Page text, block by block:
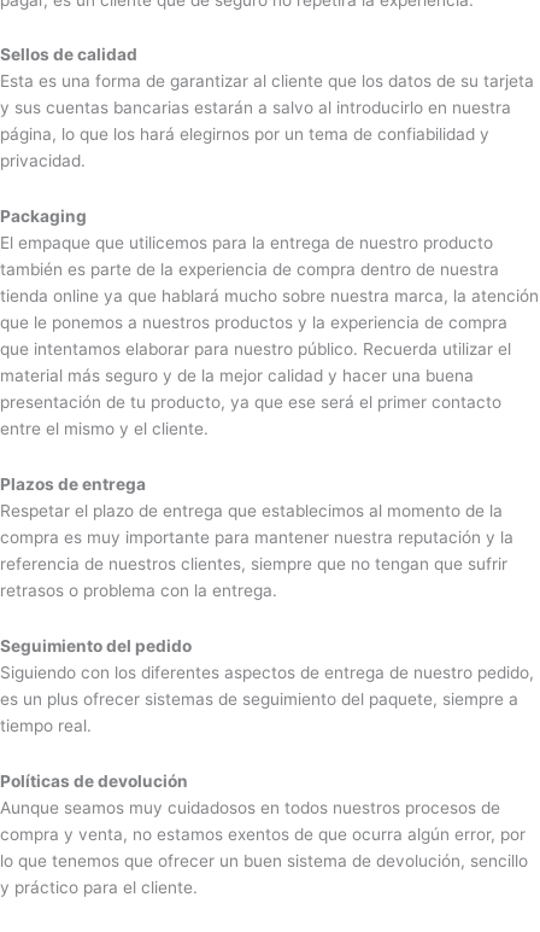
Sellos de calidad
Esta es una forma de garantizar al cliente que los datos de su tarjeta
y sus cuentas bancarias estarán a salvo al introducirlo en nuestra
página, lo que los hará elegirnos por un tema de confiabilidad y
privacidad.
Packaging
El empaque que utilicemos para la entrega de nuestro producto
también es parte de la experiencia de compra dentro de nuestra
tienda online ya que hablará mucho sobre nuestra marca, la atención
que le ponemos a nuestros productos y la experiencia de compra
que intentamos elaborar para nuestro público. Recuerda utilizar el
material más seguro y de la mejor calidad y hacer una buena
presentación de tu producto, ya que ese será el primer contacto
entre el mismo y el cliente.
Plazos de entrega
Respetar el plazo de entrega que establecimos al momento de la
compra es muy importante para mantener nuestra reputación y la
referencia de nuestros clientes, siempre que no tengan que sufrir
retrasos o problema con la entrega.
Seguimiento del pedido
Siguiendo con los diferentes aspectos de entrega de nuestro pedido,
es un plus ofrecer sistemas de seguimiento del paquete, siempre a
tiempo real.
Políticas de devolución
Aunque seamos muy cuidadosos en todos nuestros procesos de
compra y venta, no estamos exentos de que ocurra algún error, por
lo que tenemos que ofrecer un buen sistema de devolución, sencillo
y práctico para el cliente.